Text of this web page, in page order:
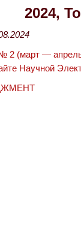
2024,
2 (март —
Научной